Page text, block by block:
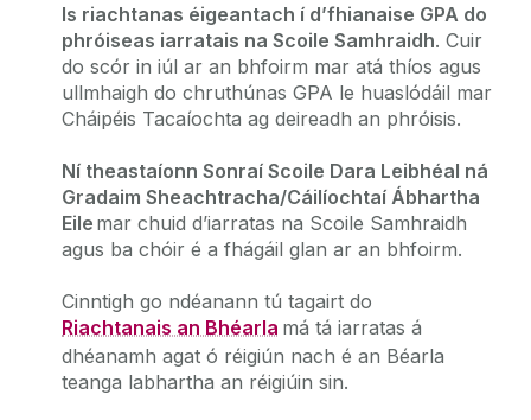
Is riachtanas éigeantach í d’fhianaise GPA do
phróiseas iarratais na Scoile Samhraidh. Cuir
do scór in iúl ar an bhfoirm mar atá thíos agus
ullmhaigh do chruthúnas GPA le huaslódáil mar
Cháipéis Tacaíochta ag deireadh an phróisis.
Ní theastaíonn Sonraí Scoile Dara Leibhéal ná
Gradaim Sheachtracha/Cáilíochtaí Ábhartha
Eile mar chuid d’iarratas na Scoile Samhraidh
agus ba chóir é a fhágáil glan ar an bhfoirm.
Cinntigh go ndéanann tú tagairt do
Riachtanais an Bhéarla má tá iarratas á
dhéanamh agat ó réigiún nach é an Béarla
teanga labhartha an réigiúin sin.